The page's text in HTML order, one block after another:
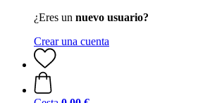
¿Eres un nuevo usuario?
Crear una cuenta